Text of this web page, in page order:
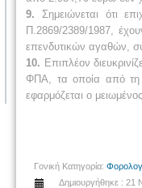
9. Σημειώνεται ότι
Π.2869/2389/1987,
επενδυτικών αγαθών,
10. Επιπλέον
ΦΠΑ, τα οποία από τη
εφαρμόζεται ο
Γονική Κατηγορία:
Δημιουργήθηκε : 21